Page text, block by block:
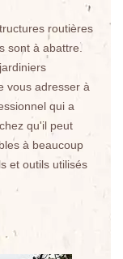
routières
sont à abattre.
vous adresser à
qui a
qu'il peut
à beaucoup
et outils utilisés